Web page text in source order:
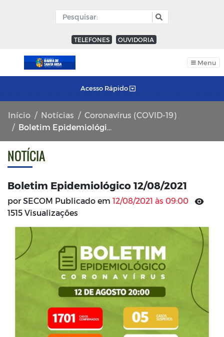
TELEFONES OUVIDORIA
Menu
Acesso Rápido
Início Notícias
Coronavírus (COVID-19)
Boletim Epidemiológico 12/08/2021
NOTÍCIA
Boletim Epidemiológico 12/08/2021
por SECOM Publicado em 12/08/2021 às 09:00
1515 Visualizações